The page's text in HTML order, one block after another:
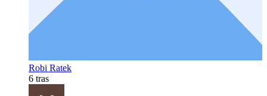
Robi Ratek
6 tras